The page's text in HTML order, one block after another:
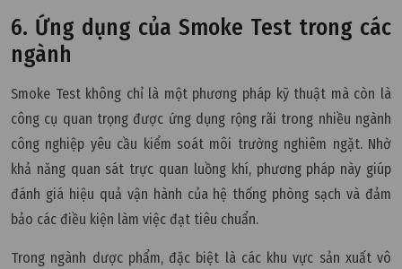
6. Ứng dụng của Smoke Test trong các
ngành
Smoke Test không chỉ là một phương pháp kỹ thuật mà còn là
công cụ quan trọng được ứng dụng rộng rãi trong nhiều ngành
công nghiệp yêu cầu kiểm soát môi trường nghiêm ngặt. Nhờ
khả năng quan sát trực quan luồng khí, phương pháp này giúp
đánh giá hiệu quả vận hành của hệ thống phòng sạch và đảm
bảo các điều kiện làm việc đạt tiêu chuẩn.
Trong ngành dược phẩm, đặc biệt là các khu vực sản xuất vô